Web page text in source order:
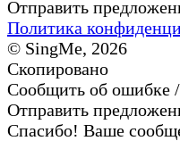
Отправить
Политика
© SingMe, 2026
Скопировано
Сообщить об ошибке /
Отправить
Спасибо! Ваше